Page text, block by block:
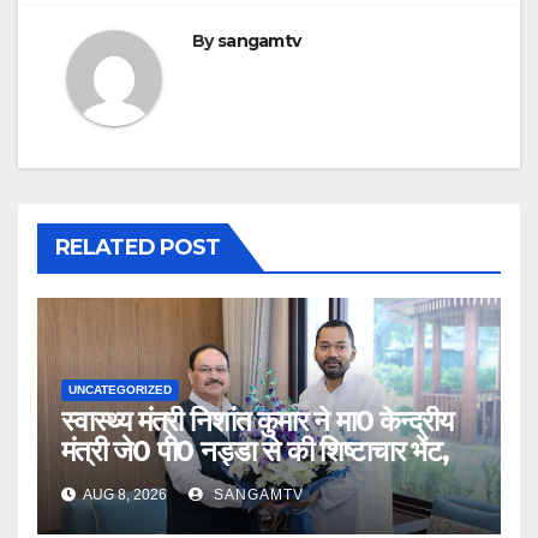
Bysangamtv
RELATED POST
UNCATEGORIZED
स्वास्थ्य मंत्री निशांत कुमार ने मा0 केन्द्रीय
मंत्री जे0 पी0 नड्डा से की शिष्टाचार भेंट,
AUG 8, 2026 SANGAMTV